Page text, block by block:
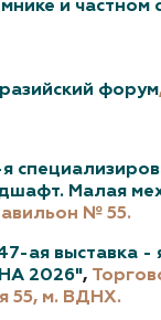
и частном
форум
Малая
№ 55.
ая выставка -
2026",
55, м. ВДНХ.